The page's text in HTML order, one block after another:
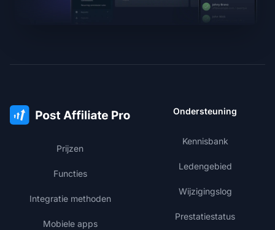
Prijzen
Functies
Integratie methoden
Mobiele apps
Ondersteuning
Kennisbank
Ledengebied
Wijzigingslog
Prestatiestatus